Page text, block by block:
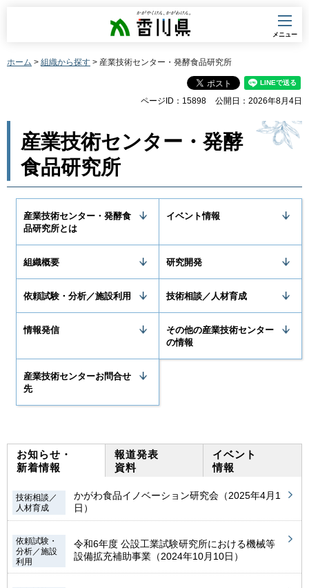
香川県
メニュー
ホーム > 組織から探す > 産業技術センター・発酵食品研究所
ページID：15898 公開日：2026年8月4日
産業技術センター・発酵
食品研究所
産業技術センター・発酵食
品研究所とは
イベント情報
組織概要 研究開発
依頼試験・分析／施設利用 技術相談／人材育成
情報発信
その他の産業技術センター
の情報
産業技術センターお問合せ
先
お知らせ・
新着情報
技術相談／
人材育成
かがわ食品イノベーション研究会（2025年4月1
日）
依頼試験・
分析／施設
利用
令和6年度 公設工業試験研究所における機械等
設備拡充補助事業（2024年10月10日）
報道発表
資料
イベント
情報